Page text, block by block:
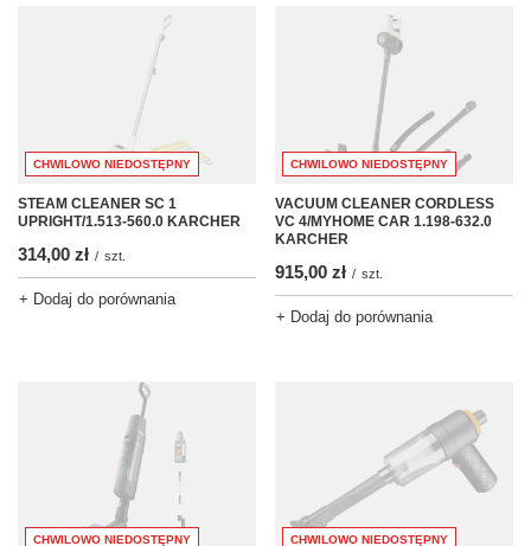
CHWILOWO NIEDOSTĘPNY
STEAM CLEANER SC 1
UPRIGHT/1.513-560.0 KARCHER
314,00 zł / szt.
+ Dodaj do porównania
CHWILOWO NIEDOSTĘPNY
VACUUM CLEANER CORDLESS
VC 4/MYHOME CAR 1.198-632.0
KARCHER
915,00 zł / szt.
+ Dodaj do porównania
CHWILOWO NIEDOSTĘPNY CHWILOWO NIEDOSTĘPNY